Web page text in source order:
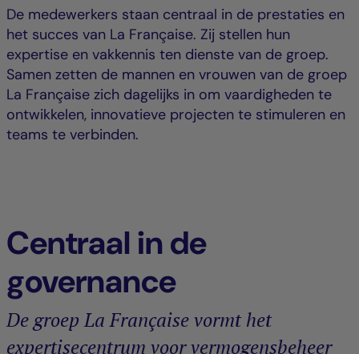
De medewerkers staan centraal in de prestaties en
het succes van La Française. Zij stellen hun
expertise en vakkennis ten dienste van de groep.
Samen zetten de mannen en vrouwen van de groep
La Française zich dagelijks in om vaardigheden te
ontwikkelen, innovatieve projecten te stimuleren en
teams te verbinden.
Centraal in de
governance
De groep La Française vormt het
expertisecentrum voor vermogensbeheer